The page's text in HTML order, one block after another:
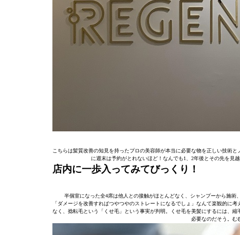
こちらは髪質改善の知見を持ったプロの美容師が本当に必要な物を正しい技術
に週末は予約がとれないほど！なんでも1、2年後とその先を見
店内に一歩入ってみてびっくり！
半個室になった全4席は他人との接触がほとんどなく、シャンプーから施
「ダメージを改善すればつやつやのストレートになるでしょ」なんて楽観的に
なく、捻転毛という「くせ毛」という事実が判明。くせ毛を美髪にするには、
必要なのだそう。む